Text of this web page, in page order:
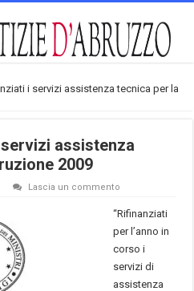
i servizi assistenza tecnica per la
assistenza
2009
Lascia un commento
“Rifinanziati
per l’anno in
corso i
servizi di
assistenza